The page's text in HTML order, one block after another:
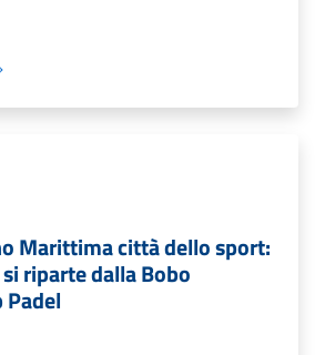
Marittima città dello sport:
riparte dalla Bobo
Padel